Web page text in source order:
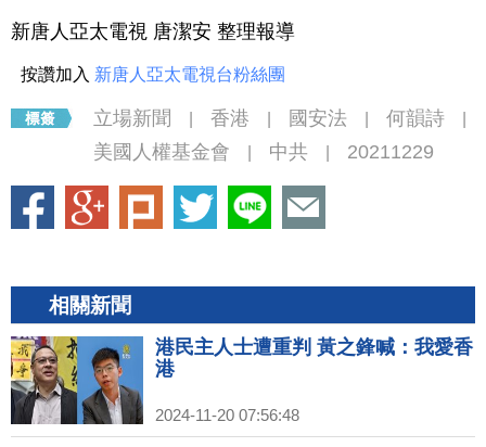
新唐人亞太電視 唐潔安 整理報導
按讚加入 新唐人亞太電視台粉絲團
立場新聞 香港 國安法 何韻詩
美國人權基金會 中共 20211229
相關新聞
港民主人士遭重判 黃之鋒喊：我愛香
港
2024-11-20 07:56:48